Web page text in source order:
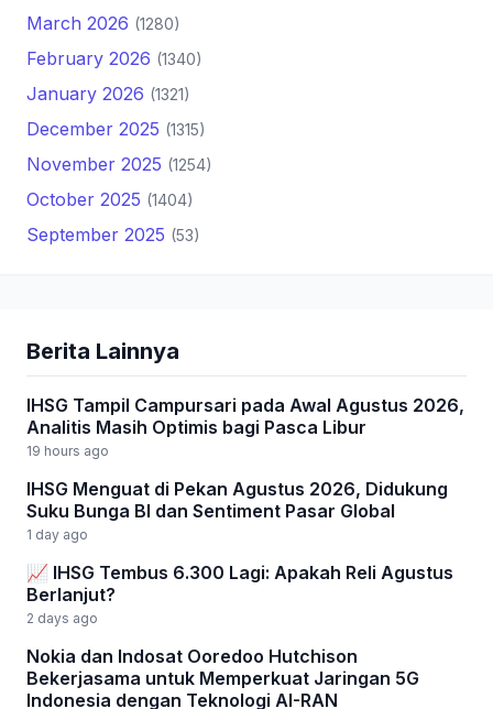
March 2026 (1280)
February 2026 (1340)
January 2026 (1321)
December 2025 (1315)
November 2025 (1254)
October 2025 (1404)
September 2025 (53)
Berita Lainnya
IHSG Tampil Campursari pada Awal Agustus 2026,
Analitis Masih Optimis bagi Pasca Libur
19 hours ago
IHSG Menguat di Pekan Agustus 2026, Didukung
Suku Bunga BI dan Sentiment Pasar Global
1 day ago
📈 IHSG Tembus 6.300 Lagi: Apakah Reli Agustus
Berlanjut?
2 days ago
Nokia dan Indosat Ooredoo Hutchison
Bekerjasama untuk Memperkuat Jaringan 5G
Indonesia dengan Teknologi AI-RAN